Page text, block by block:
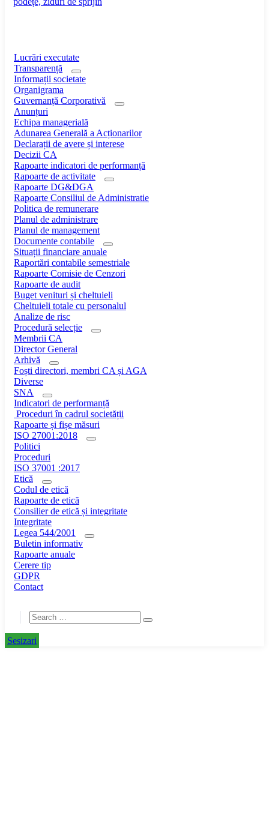
Lucrări executate
Transparență
Informații societate
Organigrama
Guvernanță Corporativă
Anunțuri
Echipa managerială
Adunarea Generală a Acționarilor
Declarații de avere și interese
Decizii CA
Rapoarte indicatori de performanță
Rapoarte de activitate
Rapoarte DG&DGA
Rapoarte Consiliul de Administratie
Politica de remunerare
Planul de administrare
Planul de management
Documente contabile
Situații financiare anuale
Raportări contabile semestriale
Rapoarte Comisie de Cenzori
Rapoarte de audit
Buget venituri și cheltuieli
Cheltuieli totale cu personalul
Analize de risc
Procedură selecție
Membrii CA
Director General
Arhivă
Foști directori, membri CA și AGA
Diverse
SNA
Indicatori de performanță
Proceduri în cadrul societății
Rapoarte și fișe măsuri
ISO 27001:2018
Politici
Proceduri
ISO 37001 :2017
Etică
Codul de etică
Rapoarte de etică
Consilier de etică și integritate
Integritate
Legea 544/2001
Buletin informativ
Rapoarte anuale
Cerere tip
GDPR
Contact
Sesizari